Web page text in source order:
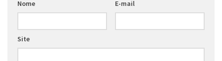
Nome E-mail
Site